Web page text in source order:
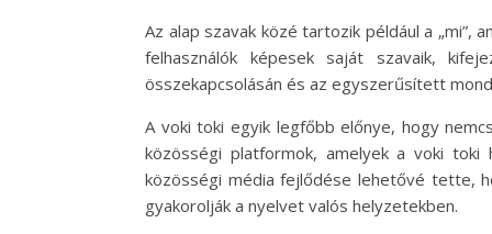
Az alap szavak közé tartozik például a „mi”,
felhasználók képesek saját szavaik,
összekapcsolásán és az egyszerűsített
A voki toki egyik legfőbb előnye, hogy
közösségi platformok, amelyek a voki toki
közösségi média fejlődése lehetővé tette,
gyakorolják a nyelvet valós helyzetekben.